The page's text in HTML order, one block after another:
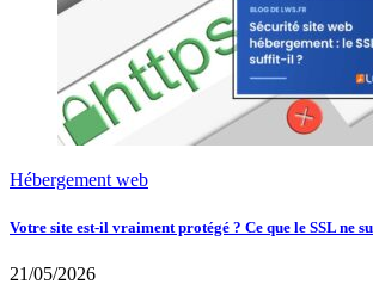
Hébergement web
Votre site est-il vraiment protégé ? Ce que le SSL ne
21/05/2026